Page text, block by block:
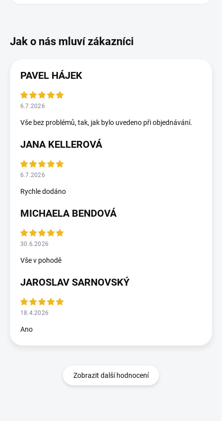
PAVEL HÁJEK
6.7.2026
Vše bez problémů, tak, jak bylo uvedeno při objednávání.
JANA KELLEROVÁ
6.7.2026
Rychle dodáno
MICHAELA BENDOVÁ
30.6.2026
Vše v pohodě
JAROSLAV SARNOVSKÝ
18.4.2026
Ano
Zobrazit další hodnocení